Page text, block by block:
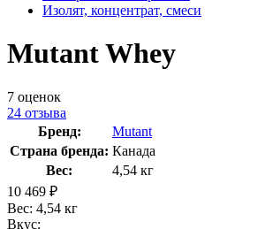
Изолят, концентрат, смеси
Mutant Whey
7 оценок
24 отзыва
Бренд:
Mutant
Страна бренда: Канада
Вес:
4,54 кг
10 469 ₽
Вес: 4,54 кг
Вкус: